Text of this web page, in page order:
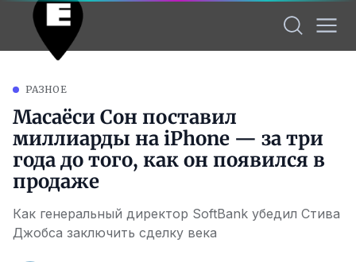
РАЗНОЕ
Масаёси Сон поставил
миллиарды на iPhone — за три
года до того, как он появился в
продаже
Как генеральный директор SoftBank убедил Стива
Джобса заключить сделку века